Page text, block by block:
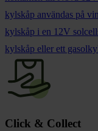
kylskåp användas på
kylskåp i en 12V
kylskåp eller ett
Click & Collect